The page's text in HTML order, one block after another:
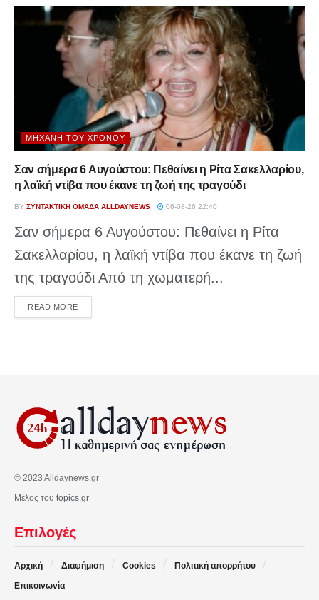
ΜΗΧΑΝΉ ΤΟΥ ΧΡΌΝΟΥ
Σαν σήμερα 6 Αυγούστου: Πεθαίνει η Ρίτα Σακελλαρίου,
η λαϊκή ντίβα που έκανε τη ζωή της τραγούδι
BY ΣΥΝΤΑΚΤΙΚΉ ΟΜΆΔΑ ALLDAYNEWS 06-08-26 22:40
Σαν σήμερα 6 Αυγούστου: Πεθαίνει η Ρίτα
Σακελλαρίου, η λαϊκή ντίβα που έκανε τη ζωή
της τραγούδι Από τη χωματερή...
READ MOREDETAILS
© 2023 Alldaynews.gr
Μέλος του topics.gr
Επιλογές
Αρχική Διαφήμιση Cookies
Πολιτική απορρήτου
Επικοινωνία